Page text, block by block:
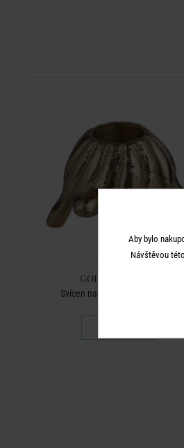
GOLDEN NATURE
Svícen na dlouhou svíčku želva
Aby bylo
Návštěvou